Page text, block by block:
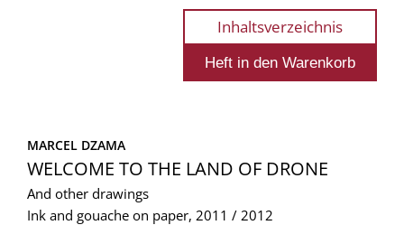
Inhaltsverzeichnis
MARCEL DZAMA
WELCOME TO THE LAND OF DRONE
And other drawings
Ink and gouache on paper, 2011 / 2012